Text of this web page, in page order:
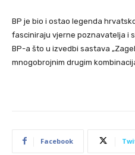
BP je bio i ostao legenda
fasciniraju vjerne poznavatelja i
BP-a što u izvedbi sastava
mnogobrojnim drugim
Facebook